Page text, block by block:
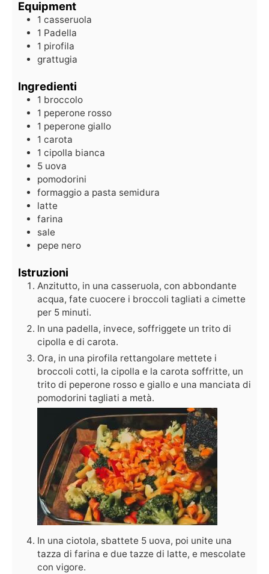
Equipment
1 casseruola
1 Padella
1 pirofila
grattugia
Ingredienti
1 broccolo
1 peperone rosso
1 peperone giallo
1 carota
1 cipolla bianca
5 uova
pomodorini
formaggio a pasta semidura
latte
farina
sale
pepe nero
Istruzioni
Anzitutto, in una casseruola, con abbondante
acqua, fate cuocere i broccoli tagliati a cimette
per 5 minuti.
In una padella, invece, soffriggete un trito di
cipolla e di carota.
Ora, in una pirofila rettangolare mettete i
broccoli cotti, la cipolla e la carota soffritte, un
trito di peperone rosso e giallo e una manciata di
pomodorini tagliati a metà.
In una ciotola, sbattete 5 uova, poi unite una
tazza di farina e due tazze di latte, e mescolate
con vigore.